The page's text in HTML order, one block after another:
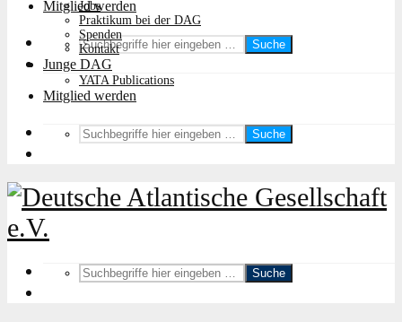
Mitglied werden
Suche
Jobs
Praktikum bei der DAG
Spenden
Kontakt
Junge DAG
YATA Publications
Mitglied werden
Suche
Suche